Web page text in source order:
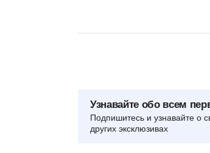
Узнавайте обо всем
Подпишитесь и узнавайте о
других эксклюзивах